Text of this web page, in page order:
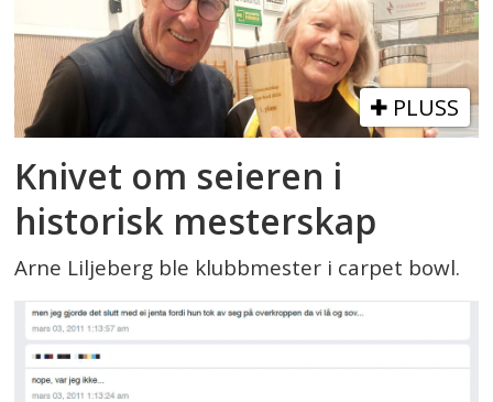
PLUSS
Knivet om seieren i
historisk mesterskap
Arne Liljeberg ble klubbmester i carpet bowl.